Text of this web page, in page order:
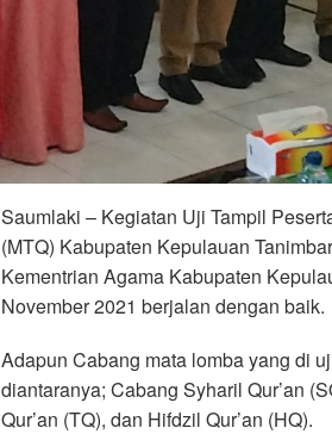
Saumlaki – Kegiatan Uji Tampil
(MTQ) Kabupaten Kepulauan
Kementrian Agama Kabupaten
November 2021 berjalan dengan baik.
Adapun Cabang mata lomba yang di
diantaranya; Cabang Syharil Qur’an
Qur’an (TQ), dan Hifdzil Qur’an (HQ).